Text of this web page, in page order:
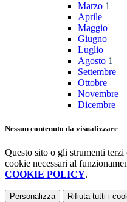
Marzo 1
Aprile
Maggio
Giugno
Luglio
Agosto 1
Settembre
Ottobre
Novembre
Dicembre
Nessun contenuto da visualizzare
Questo sito o gli strumenti
cookie necessari al
COOKIE POLICY.
Personalizza Rifiuta tutti i